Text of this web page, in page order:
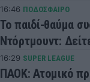
16:46 ΠΟΔΟΣΦΑΙΡΟ
Το παιδί-θαύμα
Ντόρτμουντ:
16:29 SUPER LEAGUE
ΠΑΟΚ: Ατομικό